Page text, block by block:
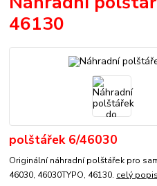
46130
polštářek 6/46030
Originální náhradní polštářek pro
46030, 46030TYPO, 46130. celý popis